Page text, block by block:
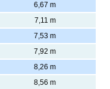
6,67 m
7,11 m
7,53 m
7,92 m
8,26 m
8,56 m